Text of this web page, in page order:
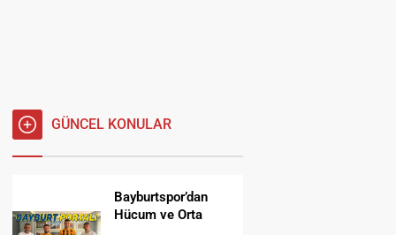
GÜNCEL KONULAR
Bayburtspor’dan
Hücum ve Orta